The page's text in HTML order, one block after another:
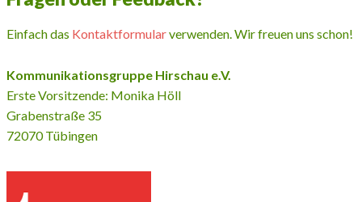
Einfach das Kontaktformularverwenden. Wir freuen uns schon!
Kommunikationsgruppe Hirschau e.V.
Erste Vorsitzende: Monika Höll
Grabenstraße 35
72070 Tübingen